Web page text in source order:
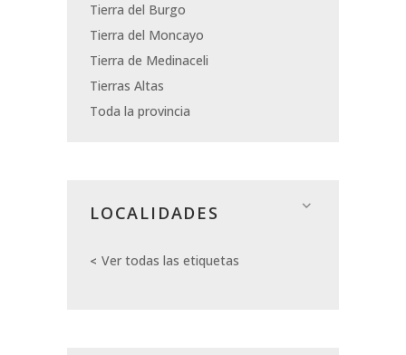
Tierra del Burgo
Tierra del Moncayo
Tierra de Medinaceli
Tierras Altas
Toda la provincia
LOCALIDADES
Ver todas las etiquetas